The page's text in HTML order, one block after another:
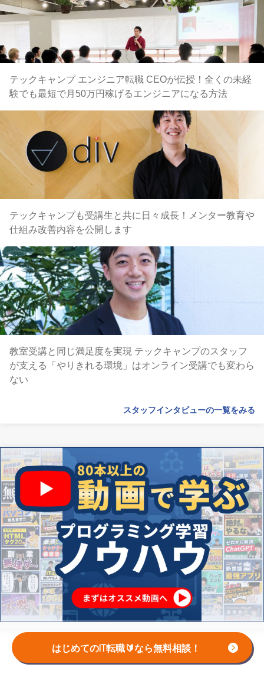
はじめてのIT転職🔰なら無料相談！
テックキャンプ エンジニア転職 CEOが伝授！全くの未経
験でも最短で月50万円稼げるエンジニアになる方法
テックキャンプも受講生と共に日々成長！メンター教育や
仕組み改善内容を公開します
教室受講と同じ満足度を実現 テックキャンプのスタッフ
が支える「やりきれる環境」はオンライン受講でも変わら
ない
スタッフインタビューの一覧をみる